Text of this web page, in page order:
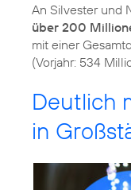
An Silvester und
über 200
mit einer
(Vorjahr: 534
Deutlich
in